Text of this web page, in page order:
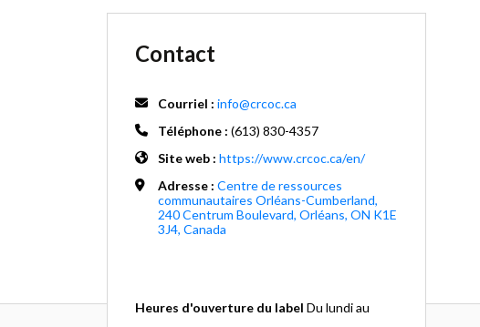
Contact
Courriel : info@crcoc.ca
Téléphone : (613) 830-4357
Site web : https://www.crcoc.ca/en/
Adresse : Centre de ressources
communautaires Orléans-Cumberland,
240 Centrum Boulevard, Orléans, ON K1E
3J4, Canada
Heures d'ouverture du label Du lundi au